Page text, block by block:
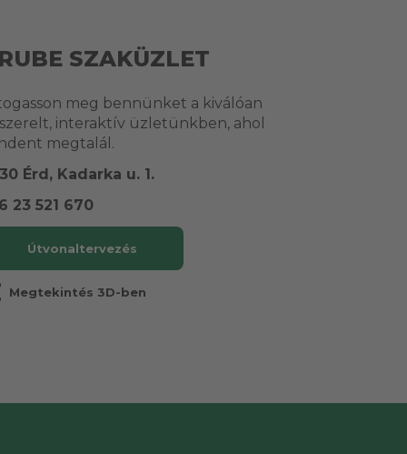
SZAKÜZLET
meg bennünket a kiválóan
interaktív üzletünkben, ahol
megtalál.
Érd, Kadarka u. 1.
23 521 670
Útvonaltervezés
Megtekintés 3D-ben